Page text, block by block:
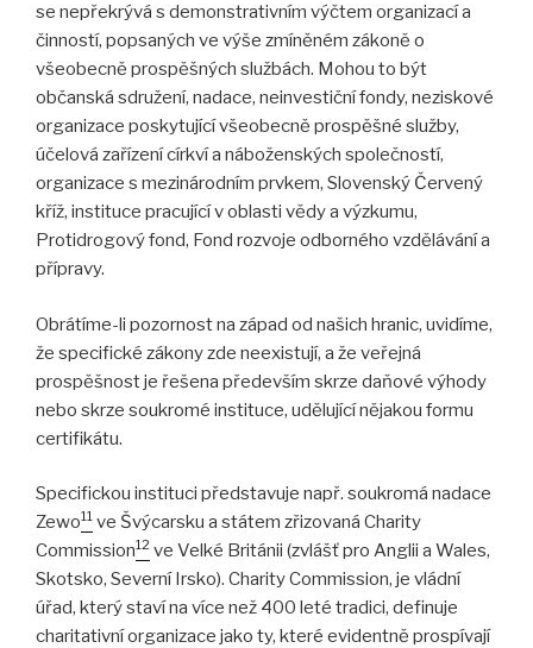
se nepřekrývá s demonstrativním výčtem organizací a
činností, popsaných ve výše zmíněném zákoně o
všeobecně prospěšných službách. Mohou to být
občanská sdružení, nadace, neinvestiční fondy, neziskové
organizace poskytující všeobecně prospěšné služby,
účelová zařízení církví a náboženských společností,
organizace s mezinárodním prvkem, Slovenský Červený
kříž, instituce pracující v oblasti vědy a výzkumu,
Protidrogový fond, Fond rozvoje odborného vzdělávání a
přípravy.
Obrátíme-li pozornost na západ od našich hranic, uvidíme,
že specifické zákony zde neexistují, a že veřejná
prospěšnost je řešena především skrze daňové výhody
nebo skrze soukromé instituce, udělující nějakou formu
certifikátu.
Specifickou instituci představuje např. soukromá nadace
Zewo11 ve Švýcarsku a státem zřizovaná Charity
Commission12 ve Velké Británii (zvlášť pro Anglii a Wales,
Skotsko, Severní Irsko). Charity Commission, je vládní
úřad, který staví na více než 400 leté tradici, definuje
charitativní organizace jako ty, které evidentně prospívají